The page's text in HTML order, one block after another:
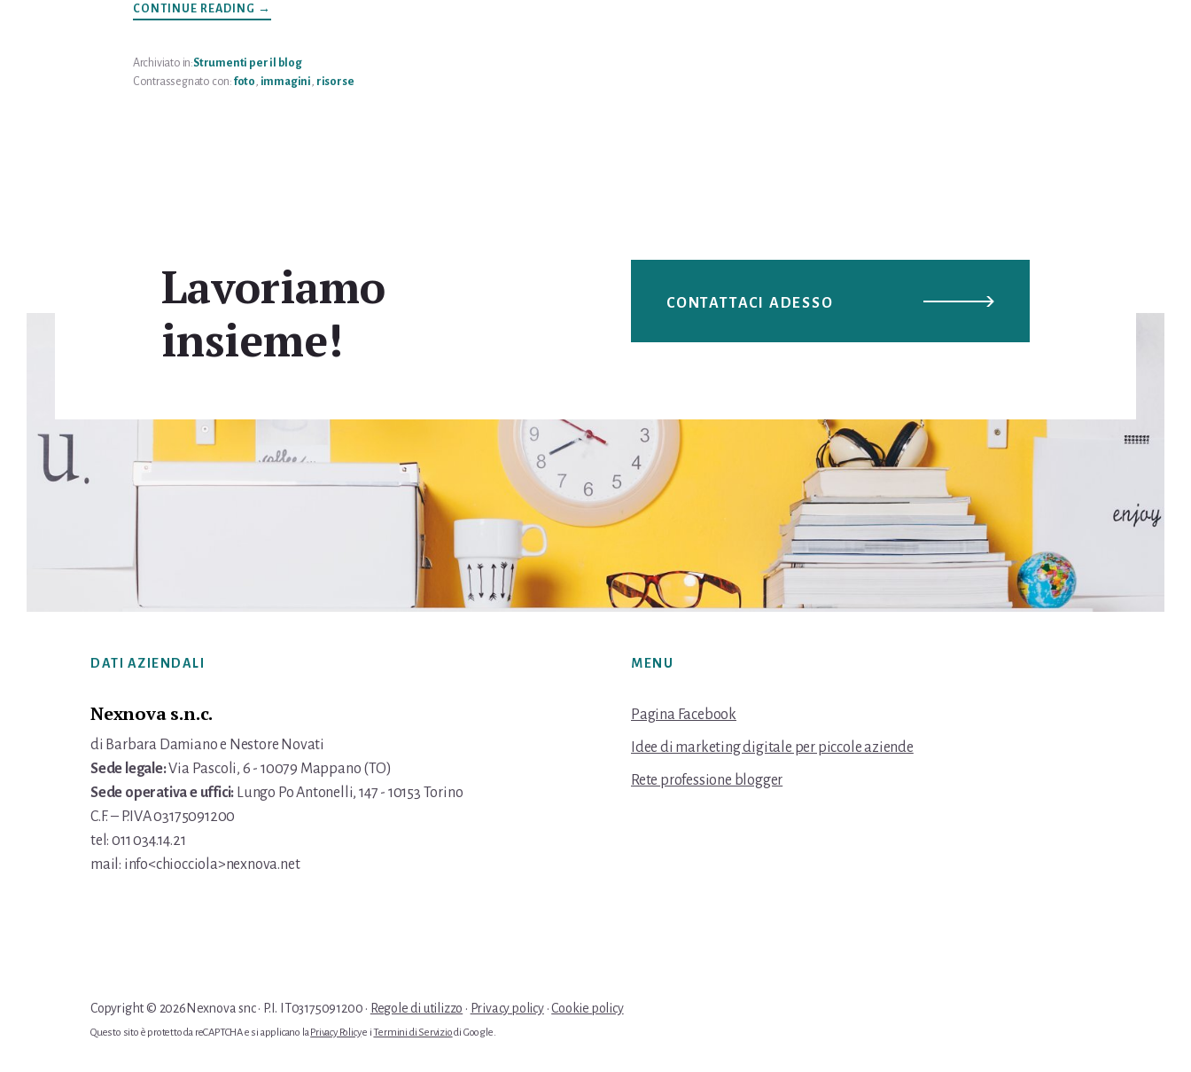
CONTINUE READING INFODOVE
TROVARE
PER
IL
BLOG
→
Archiviato in:Strumenti per il blog
Contrassegnato con: foto, immagini, risorse
Lavoriamo
insieme!
CONTATTACI ADESSO
FooterDATI AZIENDALI
Nexnova s.n.c.
di Barbara Damiano e Nestore Novati
Sede legale:Via Pascoli, 6 - 10079 Mappano (TO)
Sede operativa e uffici: Lungo Po Antonelli, 147 - 10153 Torino
C.F. – P.IVA 03175091200
tel: 011 034.14.21
mail: info<chiocciola>nexnova.net
MENU
Pagina Facebook
Idee di marketing digitale per piccole aziende
Rete professione blogger
Copyright © 2026Nexnova snc · P.I. IT03175091200 · Regole di utilizzo · Privacy policy·Cookie policy
Questo sito è protetto da reCAPTCHA e si applicano laPrivacy Policye iTermini di Serviziodi Google.